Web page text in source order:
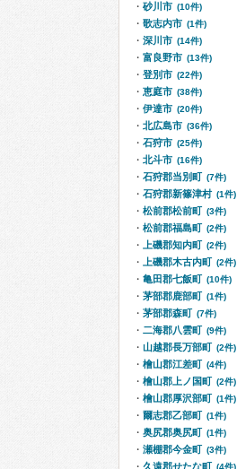
砂川市 (10件)
歌志内市 (1件)
深川市 (14件)
富良野市 (13件)
登別市 (22件)
恵庭市 (38件)
伊達市 (20件)
北広島市 (36件)
石狩市 (25件)
北斗市 (16件)
石狩郡当別町 (7件)
石狩郡新篠津村 (1件)
松前郡松前町 (3件)
松前郡福島町 (2件)
上磯郡知内町 (2件)
上磯郡木古内町 (2件)
亀田郡七飯町 (10件)
茅部郡鹿部町 (1件)
茅部郡森町 (7件)
二海郡八雲町 (9件)
山越郡長万部町 (2件)
檜山郡江差町 (4件)
檜山郡上ノ国町 (2件)
檜山郡厚沢部町 (1件)
爾志郡乙部町 (1件)
奥尻郡奥尻町 (1件)
瀬棚郡今金町 (3件)
久遠郡せたな町 (4件)